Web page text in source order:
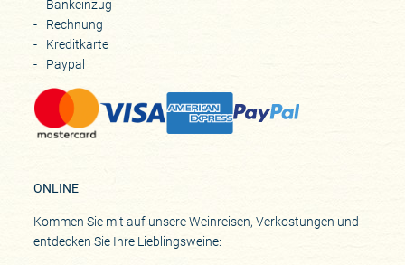
Bankeinzug
Rechnung
Kreditkarte
Paypal
ONLINE
Kommen Sie mit auf unsere Weinreisen, Verkostungen und
entdecken Sie Ihre Lieblingsweine: